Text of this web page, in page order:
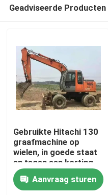
Thuis
Geadviseerde Producten
Gebruikte Hitachi 130
graafmachine op
wielen, in goede staat
en tegen een korting
Aanvraag sturen